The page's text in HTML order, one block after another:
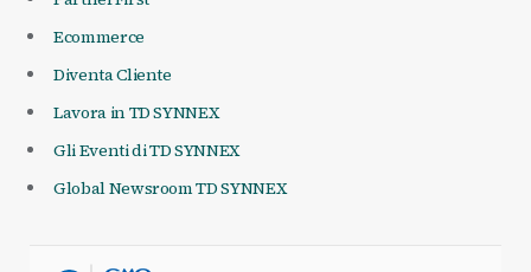
Ecommerce
Diventa Cliente
Lavora in TD SYNNEX
Gli Eventi di TD SYNNEX
Global Newsroom TD SYNNEX